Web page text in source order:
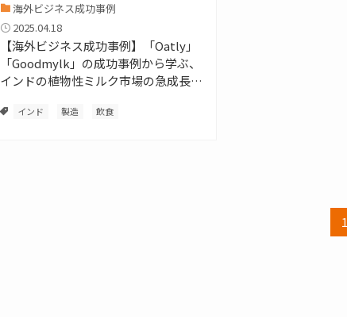
【海外ビジネス成功事例】「Oatly」
「Goodmylk」の成功事例から学ぶ、
インドの植物性ミルク市場の急成長と
インド 製造 飲食
2025.04.18
海外ビジネス成功事例
1